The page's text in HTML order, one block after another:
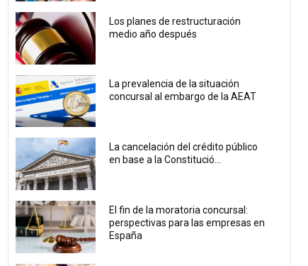
Los planes de restructuración
medio año después
La prevalencia de la situación
concursal al embargo de la AEAT
La cancelación del crédito público
en base a la Constitució...
El fin de la moratoria concursal:
perspectivas para las empresas en
España